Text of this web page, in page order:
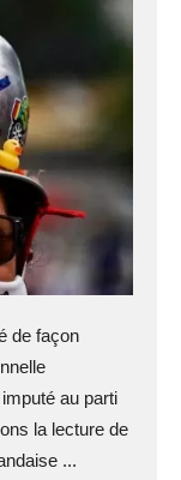
de façon
au parti
la lecture de
...